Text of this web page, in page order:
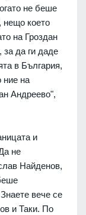
не беше
нещо което
на Гроздан
да ги даде
в България,
ние на
Андреево",
и
не
Найденов,
вече се
и Таки. По